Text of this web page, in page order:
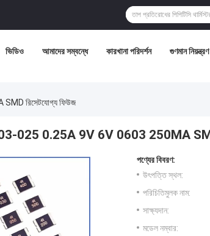
ভিডিও আমাদের সম্বন্ধে কারখানা পরিদর্শন গুণমান নিয়ন্ত্রণ
রিসেটযোগ্য ফিউজ
025 0.25A 9V 6V 0603 250MA SMD
পণ্যের বিবরণ:
উৎপত্তি স্থল:
পরিচিতিমুলক নাম:
সাক্ষ্যদান:
মডেল নম্বার: